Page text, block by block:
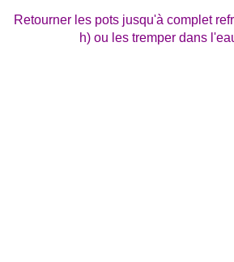
Retourner les pots jusqu'à complet
h) ou les tremper dans